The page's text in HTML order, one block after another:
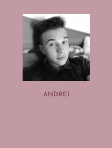
ANDREI